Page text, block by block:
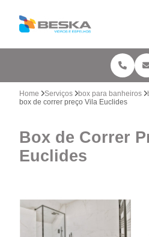
Home Serviços box para banheiros
box de correr preço Vila Euclides
Box de Correr
Euclides